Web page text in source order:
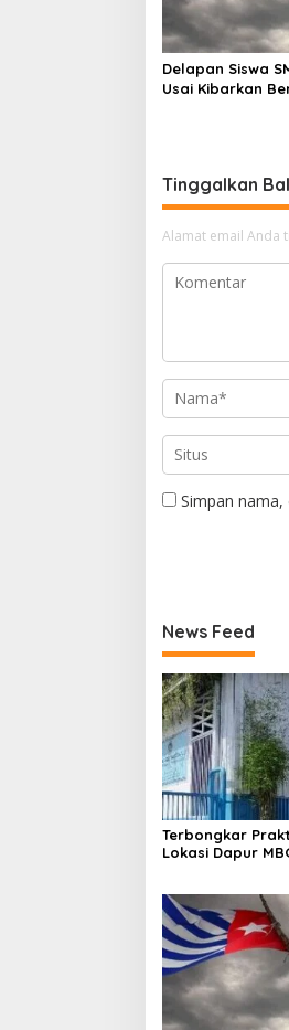
Delapan Siswa
Usai Kibarkan
Tinggalkan
Alamat email Anda
Simpan
News Feed
Terbongkar
Lokasi Dapur